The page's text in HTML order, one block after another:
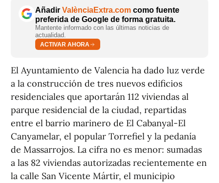
Añadir ValènciaExtra.com como fuente
preferida de Google de forma gratuita.
Mantente informado con las últimas noticias de
actualidad.
ACTIVAR AHORA
El Ayuntamiento de Valencia ha dado luz verde
a la construcción de tres nuevos edificios
residenciales que aportarán 112 viviendas al
parque residencial de la ciudad, repartidas
entre el barrio marinero de El Cabanyal-El
Canyamelar, el popular Torrefiel y la pedanía
de Massarrojos. La cifra no es menor: sumadas
a las 82 viviendas autorizadas recientemente en
la calle San Vicente Mártir, el municipio